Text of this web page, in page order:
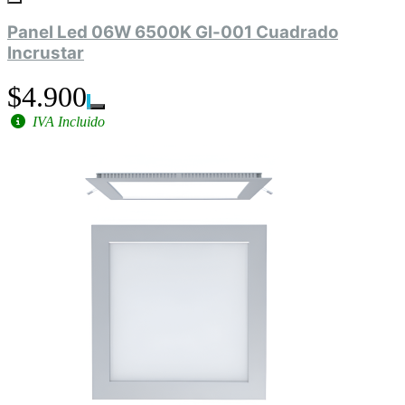
Panel Led 06W 6500K Gl-001 Cuadrado
Incrustar
$4.900
IVA Incluido